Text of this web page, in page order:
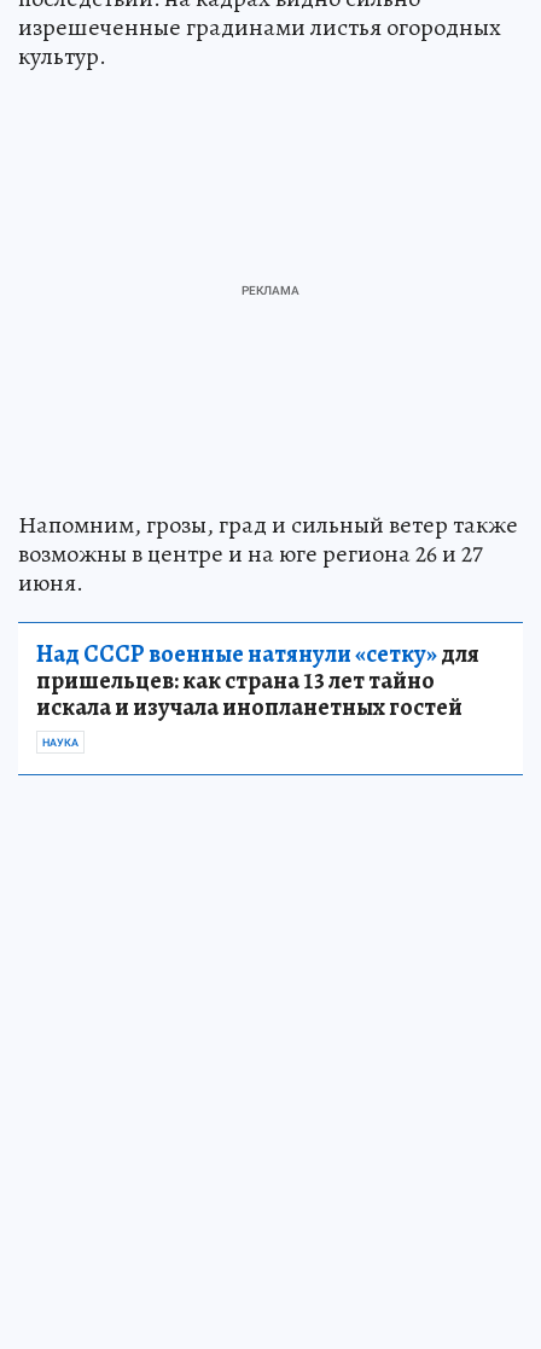
изрешеченные градинами листья огородных
культур.
Напомним, грозы, град и сильный ветер также
возможны в центре и на юге региона 26 и 27
июня.
Над СССР военные натянули «сетку»для
пришельцев: как страна 13 лет тайно
искала и изучала инопланетных гостей
НАУКА